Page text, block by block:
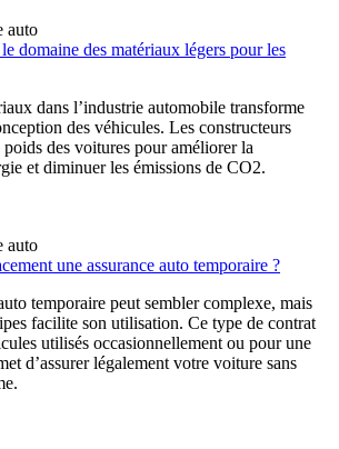
auto
domaine des matériaux légers pour les
dans l’industrie automobile transforme
des véhicules. Les constructeurs
des voitures pour améliorer la
et diminuer les émissions de CO2.
auto
une assurance auto temporaire ?
temporaire peut sembler complexe, mais
facilite son utilisation. Ce type de contrat
utilisés occasionnellement ou pour une
d’assurer légalement votre voiture sans